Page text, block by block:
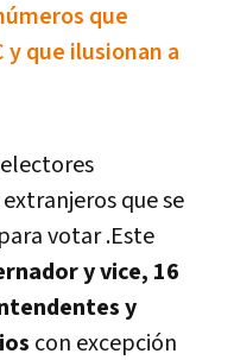
que
y que ilusionan a
que se
votar .Este
y vice, 16
y
con excepción